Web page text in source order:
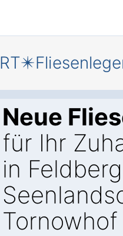
Neue
für Ihr
in
Tornowhof